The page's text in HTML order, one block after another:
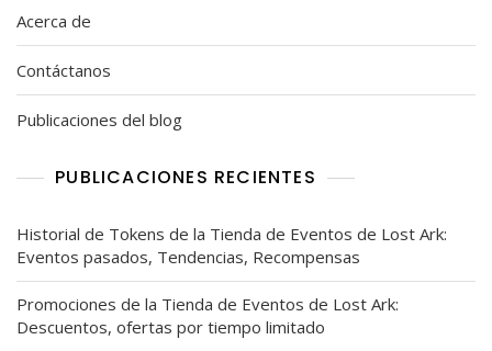
Acerca de
Contáctanos
Publicaciones del blog
PUBLICACIONES RECIENTES
Historial de Tokens de la Tienda de Eventos de Lost Ark:
Eventos pasados, Tendencias, Recompensas
Promociones de la Tienda de Eventos de Lost Ark:
Descuentos, ofertas por tiempo limitado